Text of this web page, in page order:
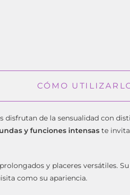
CÓMO
disfrutan de la sensualidad con
y funciones intensas te
y placeres versátiles.
como su apariencia.